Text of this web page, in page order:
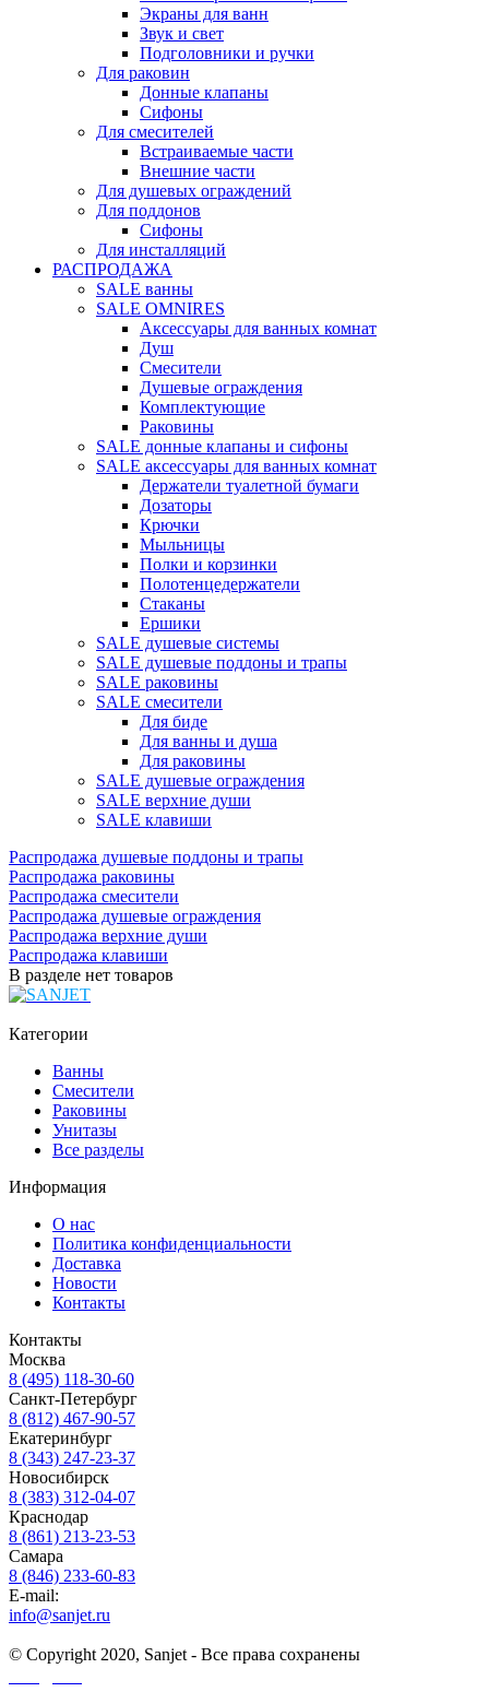
Экраны для ванн
Звук и свет
Подголовники и ручки
Для раковин
Донные клапаны
Сифоны
Для смесителей
Встраиваемые части
Внешние части
Для душевых ограждений
Для поддонов
Сифоны
Для инсталляций
РАСПРОДАЖА
SALE ванны
SALE OMNIRES
Аксессуары для ванных комнат
Душ
Смесители
Душевые ограждения
Комплектующие
Раковины
SALE донные клапаны и сифоны
SALE аксессуары для ванных комнат
Держатели туалетной бумаги
Дозаторы
Крючки
Мыльницы
Полки и корзинки
Полотенцедержатели
Стаканы
Ершики
SALE душевые системы
SALE душевые поддоны и трапы
SALE раковины
SALE смесители
Для биде
Для ванны и душа
Для раковины
SALE душевые ограждения
SALE верхние души
SALE клавиши
Распродажа душевые поддоны и трапы
Распродажа раковины
Распродажа смесители
Распродажа душевые ограждения
Распродажа верхние души
Распродажа клавиши
В разделе нет товаров
Категории
Ванны
Смесители
Раковины
Унитазы
Все разделы
Информация
О нас
Политика конфиденциальности
Доставка
Новости
Контакты
Контакты
Москва
8 (495) 118-30-60
Санкт-Петербург
8 (812) 467-90-57
Екатеринбург
8 (343) 247-23-37
Новосибирск
8 (383) 312-04-07
Краснодар
8 (861) 213-23-53
Самара
8 (846) 233-60-83
E-mail:
info@sanjet.ru
© Copyright 2020, Sanjet - Все права сохранены